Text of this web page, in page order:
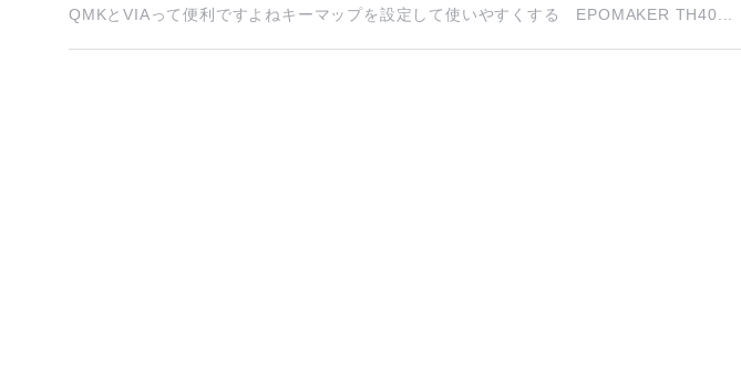
QMKとVIAって便利ですよねキーマップを設定して使いやすくする EPOMAKER TH40...